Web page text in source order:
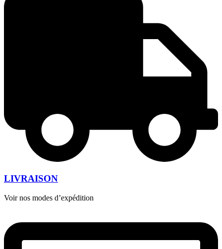
LIVRAISON
Voir nos modes d’expédition